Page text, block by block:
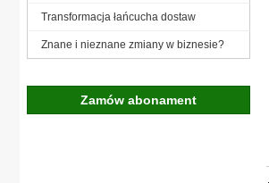
Transformacja łańcucha dostaw
Znane i nieznane zmiany w biznesie?
Zamów abonament